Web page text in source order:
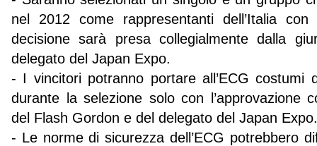
nel 2012 come rappresentanti dell’Italia
decisione sarà presa collegialmente dalla
delegato del Japan Expo.
- I vincitori potranno portare all’ECG costumi
durante la selezione solo con l’approvazione
del Flash Gordon e del delegato del Japan Expo.
- Le norme di sicurezza dell’ECG potrebbero